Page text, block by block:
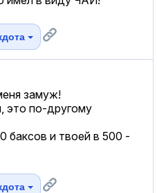
замуж!
по-другому
баксов и твоей в 500 -